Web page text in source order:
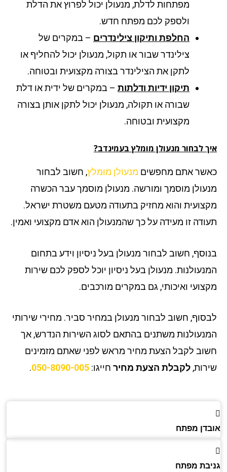
מפתחות לדלת, מנעולן יכול לפרוץ את הדלת
ולספק לכם מפתח חדש.
החלפת ותיקון צילינדרים– במקרים של
צילינדר שבור או תקול, מנעולן יכול להחליף או
לתקן את הצילינדר בצורה מקצועית ובטוחה.
תיקון ידיות ודלתות– במקרים של ידית או דלת
שבורה או תקולה, מנעולן יכול לתקן אותן בצורה
מקצועית ובטוחה.
לבחור מנעולן מומלץ בעמינדב?
אתם מחפשיםמנעולן מומלץ, חשוב לבחור
מוסמך ומורשה. מנעולן מוסמך עבר הכשרה
והוא מחזיק בתעודה מטעם משטרת ישראל.
זו מעידה על כך שהמנעולן הוא אדם מקצועי ואמין.
חשוב לבחור מנעולן בעל ניסיון וידע בתחום
מנעולן בעל ניסיון יוכל לספק לכם שירות
ואיכותי, גם במקרים מורכבים.
חשוב לבחור מנעולן במחיר סביר. מחירי שירותי
משתנים בהתאם לסוג השירות הנדרש, אך
לקבל הצעת מחיר מראש לפני שאתם מזמינים
לקבלת הצעת מחירחייגו:050-8090-005
.
מפתח
מפתח